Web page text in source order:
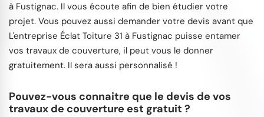
à Fustignac. Il vous écoute afin de bien étudier votre
projet. Vous pouvez aussi demander votre devis avant que
L'entreprise Éclat Toiture 31 à Fustignac puisse entamer
vos travaux de couverture, il peut vous le donner
gratuitement. Il sera aussi personnalisé !
Pouvez-vous connaitre que le devis de vos
travaux de couverture est gratuit ?